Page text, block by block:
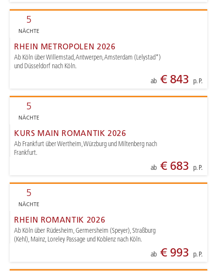
5
NÄCHTE
RHEIN METROPOLEN 2026
Ab Köln über Willemstad, Antwerpen, Amsterdam (Lelystad*)
und Düsseldorf nach Köln.
ab€ 843 p. P.
5
NÄCHTE
KURS MAIN ROMANTIK 2026
Ab Frankfurt über Wertheim, Würzburg und Miltenberg nach
Frankfurt.
ab€ 683 p. P.
5
NÄCHTE
RHEIN ROMANTIK 2026
Ab Köln über Rüdesheim, Germersheim (Speyer), Straßburg
(Kehl), Mainz, Loreley Passage und Koblenz nach Köln.
ab€ 993 p. P.